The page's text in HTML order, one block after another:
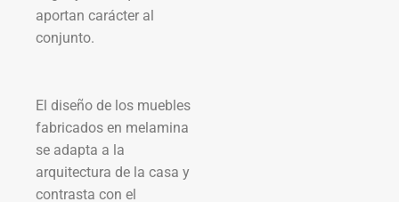
aportan carácter al
conjunto.
El diseño de los muebles
fabricados en melamina
se adapta a la
arquitectura de la casa y
contrasta con el